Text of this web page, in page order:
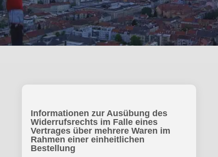
Informationen zur Ausübung des
Widerrufsrechts im Falle eines
Vertrages über mehrere Waren im
Rahmen einer einheitlichen
Bestellung